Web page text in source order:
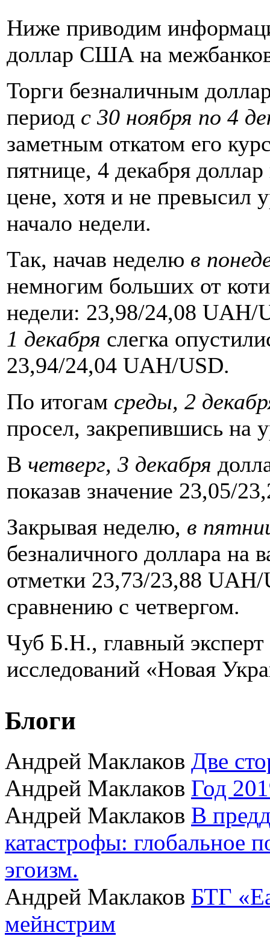
Ниже приводим
доллар США на
Торги безналичным
период с 30 ноября по 4
заметным откатом его
пятнице, 4 декабря
цене, хотя и не превысил
начало недели.
Так, начав неделю в
немногим больших от
недели: 23,98/24,08 UAH/
1 декабря слегка
23,94/24,04 UAH/USD.
По итогам среды, 2
просел, закрепившись на
В четверг, 3 декабря
показав значение 23,05/
Закрывая неделю, в
безналичного доллара на
отметки 23,73/23,88
сравнению с четвергом.
Чуб Б.Н., главный эксперт
исследований «Новая
Блоги
Андрей Маклаков Две
Андрей Маклаков Год
Андрей Маклаков В
катастрофы: глобальное
эгоизм.
Андрей Маклаков БТГ
мейнстрим